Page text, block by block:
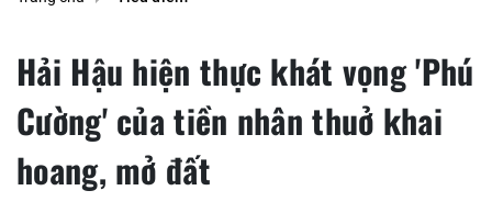
Hải Hậu hiện thực khát vọng 'Phú
Cường' của tiền nhân thuở khai
hoang, mở đất